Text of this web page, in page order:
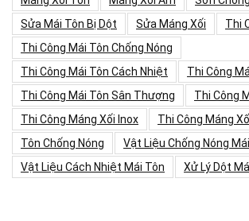
Sửa Mái Tôn Bị Dột
Sửa Máng Xối
Thi
Thi Công Mái Tôn Chống Nóng
Thi Công Mái Tôn Cách Nhiệt
Thi Công
Thi Công Mái Tôn Sân Thượng
Thi Công
Thi Công Máng Xối Inox
Thi Công Máng
Tôn Chống Nóng
Vật Liệu Chống Nóng
Vật Liệu Cách Nhiệt Mái Tôn
Xử Lý Dột